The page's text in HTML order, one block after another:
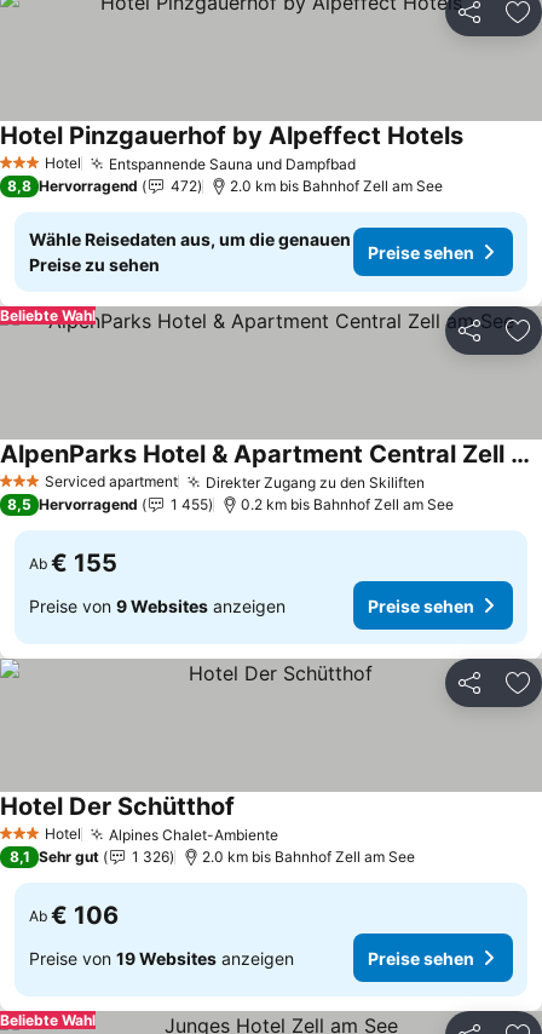
Teilen
3 SterneHotel Entspannende Sauna und Dampfbad
Hotel Pinzgauerhof by Alpeffect Hotels
8,8 Hervorragend 472 2.0 km bis Bahnhof Zell am See
Wähle Reisedaten aus, um die genauen
Preise zu sehen
Preise sehen
Teilen
Beliebte Wahl
3 SterneServiced apartment Direkter Zugang zu den Skiliften
AlpenParks Hotel & Apartment Central Zell am See
8,5 Hervorragend 1 455 0.2 km bis Bahnhof Zell am See
Ab € 155
Preise von 9 Websites anzeigen Preise sehen
Teilen
3 SterneHotel Alpines Chalet-Ambiente
Hotel Der Schütthof
8,1 Sehr gut 1 326 2.0 km bis Bahnhof Zell am See
Ab € 106
Preise von 19 Websites anzeigen Preise sehen
Beliebte Wahl